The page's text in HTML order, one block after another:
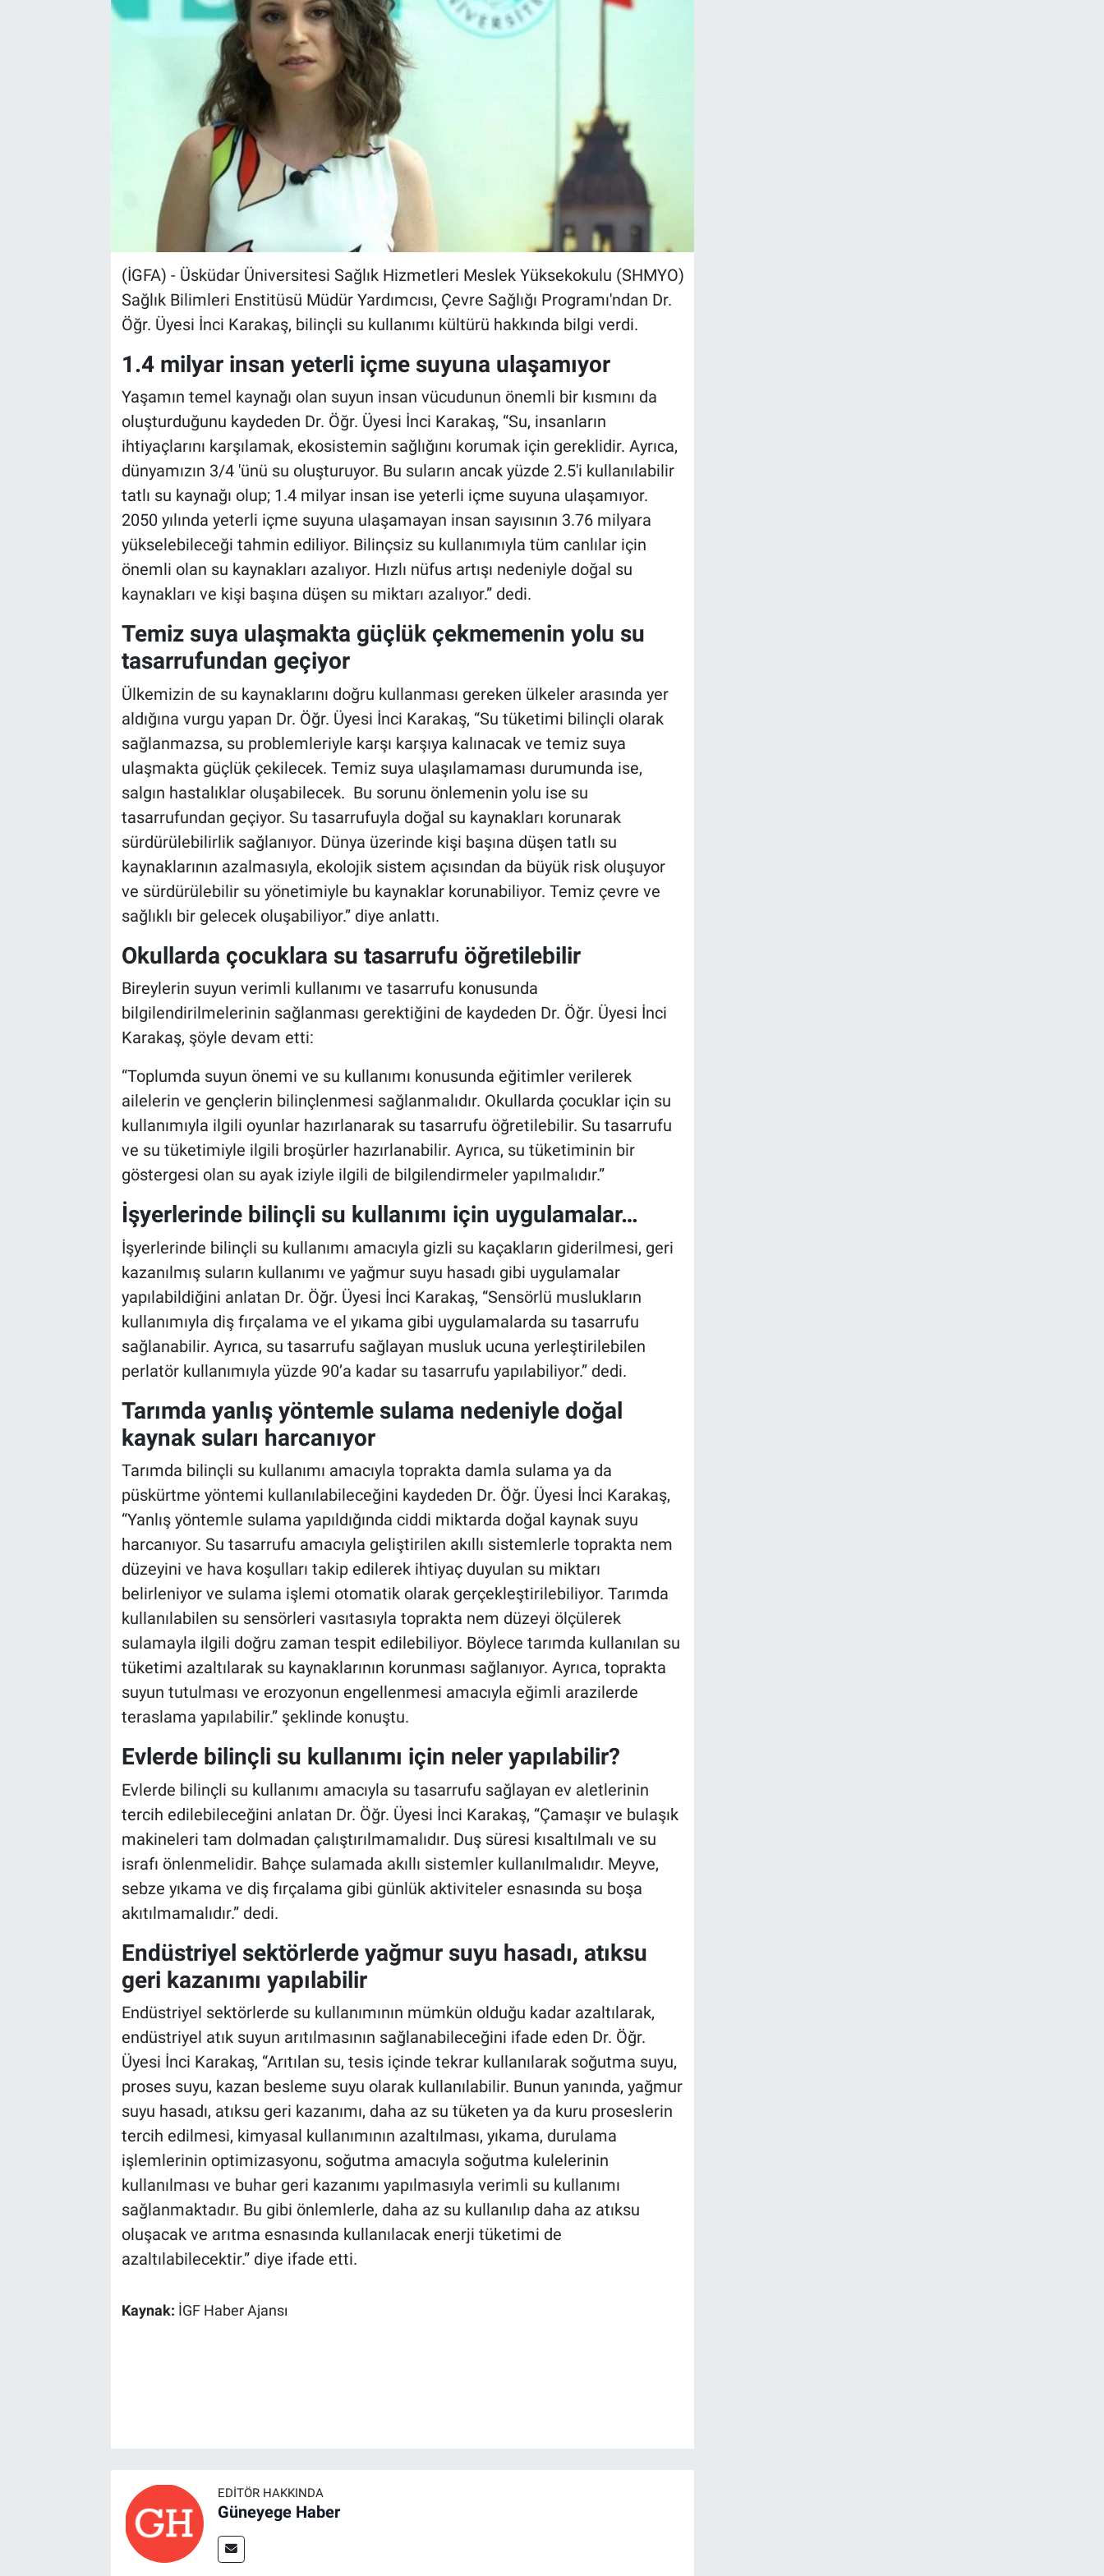
(İGFA) - Üsküdar Üniversitesi Sağlık Hizmetleri Meslek Yüksekokulu (SHMYO)
Sağlık Bilimleri Enstitüsü Müdür Yardımcısı, Çevre Sağlığı Programı'ndan Dr.
Öğr. Üyesi İnci Karakaş, bilinçli su kullanımı kültürü hakkında bilgi verdi.
1.4 milyar insan yeterli içme suyuna ulaşamıyor
Yaşamın temel kaynağı olan suyun insan vücudunun önemli bir kısmını da
oluşturduğunu kaydeden Dr. Öğr. Üyesi İnci Karakaş, “Su, insanların
ihtiyaçlarını karşılamak, ekosistemin sağlığını korumak için gereklidir. Ayrıca,
dünyamızın 3/4 'ünü su oluşturuyor. Bu suların ancak yüzde 2.5'i kullanılabilir
tatlı su kaynağı olup; 1.4 milyar insan ise yeterli içme suyuna ulaşamıyor.
2050 yılında yeterli içme suyuna ulaşamayan insan sayısının 3.76 milyara
yükselebileceği tahmin ediliyor. Bilinçsiz su kullanımıyla tüm canlılar için
önemli olan su kaynakları azalıyor. Hızlı nüfus artışı nedeniyle doğal su
kaynakları ve kişi başına düşen su miktarı azalıyor.” dedi.
Temiz suya ulaşmakta güçlük çekmemenin yolu su
tasarrufundan geçiyor
Ülkemizin de su kaynaklarını doğru kullanması gereken ülkeler arasında yer
aldığına vurgu yapan Dr. Öğr. Üyesi İnci Karakaş, “Su tüketimi bilinçli olarak
sağlanmazsa, su problemleriyle karşı karşıya kalınacak ve temiz suya
ulaşmakta güçlük çekilecek. Temiz suya ulaşılamaması durumunda ise,
salgın hastalıklar oluşabilecek. Bu sorunu önlemenin yolu ise su
tasarrufundan geçiyor. Su tasarrufuyla doğal su kaynakları korunarak
sürdürülebilirlik sağlanıyor. Dünya üzerinde kişi başına düşen tatlı su
kaynaklarının azalmasıyla, ekolojik sistem açısından da büyük risk oluşuyor
ve sürdürülebilir su yönetimiyle bu kaynaklar korunabiliyor. Temiz çevre ve
sağlıklı bir gelecek oluşabiliyor.” diye anlattı.
Okullarda çocuklara su tasarrufu öğretilebilir
Bireylerin suyun verimli kullanımı ve tasarrufu konusunda
bilgilendirilmelerinin sağlanması gerektiğini de kaydeden Dr. Öğr. Üyesi İnci
Karakaş, şöyle devam etti:
“Toplumda suyun önemi ve su kullanımı konusunda eğitimler verilerek
ailelerin ve gençlerin bilinçlenmesi sağlanmalıdır. Okullarda çocuklar için su
kullanımıyla ilgili oyunlar hazırlanarak su tasarrufu öğretilebilir. Su tasarrufu
ve su tüketimiyle ilgili broşürler hazırlanabilir. Ayrıca, su tüketiminin bir
göstergesi olan su ayak iziyle ilgili de bilgilendirmeler yapılmalıdır.”
İşyerlerinde bilinçli su kullanımı için uygulamalar…
İşyerlerinde bilinçli su kullanımı amacıyla gizli su kaçakların giderilmesi, geri
kazanılmış suların kullanımı ve yağmur suyu hasadı gibi uygulamalar
yapılabildiğini anlatan Dr. Öğr. Üyesi İnci Karakaş, “Sensörlü muslukların
kullanımıyla diş fırçalama ve el yıkama gibi uygulamalarda su tasarrufu
sağlanabilir. Ayrıca, su tasarrufu sağlayan musluk ucuna yerleştirilebilen
perlatör kullanımıyla yüzde 90’a kadar su tasarrufu yapılabiliyor.” dedi.
Tarımda yanlış yöntemle sulama nedeniyle doğal
kaynak suları harcanıyor
Tarımda bilinçli su kullanımı amacıyla toprakta damla sulama ya da
püskürtme yöntemi kullanılabileceğini kaydeden Dr. Öğr. Üyesi İnci Karakaş,
“Yanlış yöntemle sulama yapıldığında ciddi miktarda doğal kaynak suyu
harcanıyor. Su tasarrufu amacıyla geliştirilen akıllı sistemlerle toprakta nem
düzeyini ve hava koşulları takip edilerek ihtiyaç duyulan su miktarı
belirleniyor ve sulama işlemi otomatik olarak gerçekleştirilebiliyor. Tarımda
kullanılabilen su sensörleri vasıtasıyla toprakta nem düzeyi ölçülerek
sulamayla ilgili doğru zaman tespit edilebiliyor. Böylece tarımda kullanılan su
tüketimi azaltılarak su kaynaklarının korunması sağlanıyor. Ayrıca, toprakta
suyun tutulması ve erozyonun engellenmesi amacıyla eğimli arazilerde
teraslama yapılabilir.” şeklinde konuştu.
Evlerde bilinçli su kullanımı için neler yapılabilir?
Evlerde bilinçli su kullanımı amacıyla su tasarrufu sağlayan ev aletlerinin
tercih edilebileceğini anlatan Dr. Öğr. Üyesi İnci Karakaş, “Çamaşır ve bulaşık
makineleri tam dolmadan çalıştırılmamalıdır. Duş süresi kısaltılmalı ve su
israfı önlenmelidir. Bahçe sulamada akıllı sistemler kullanılmalıdır. Meyve,
sebze yıkama ve diş fırçalama gibi günlük aktiviteler esnasında su boşa
akıtılmamalıdır.” dedi.
Endüstriyel sektörlerde yağmur suyu hasadı, atıksu
geri kazanımı yapılabilir
Endüstriyel sektörlerde su kullanımının mümkün olduğu kadar azaltılarak,
endüstriyel atık suyun arıtılmasının sağlanabileceğini ifade eden Dr. Öğr.
Üyesi İnci Karakaş, “Arıtılan su, tesis içinde tekrar kullanılarak soğutma suyu,
proses suyu, kazan besleme suyu olarak kullanılabilir. Bunun yanında, yağmur
suyu hasadı, atıksu geri kazanımı, daha az su tüketen ya da kuru proseslerin
tercih edilmesi, kimyasal kullanımının azaltılması, yıkama, durulama
işlemlerinin optimizasyonu, soğutma amacıyla soğutma kulelerinin
kullanılması ve buhar geri kazanımı yapılmasıyla verimli su kullanımı
sağlanmaktadır. Bu gibi önlemlerle, daha az su kullanılıp daha az atıksu
oluşacak ve arıtma esnasında kullanılacak enerji tüketimi de
azaltılabilecektir.” diye ifade etti.
Kaynak: İGF Haber Ajansı
EDITÖR HAKKINDA
Güneyege Haber